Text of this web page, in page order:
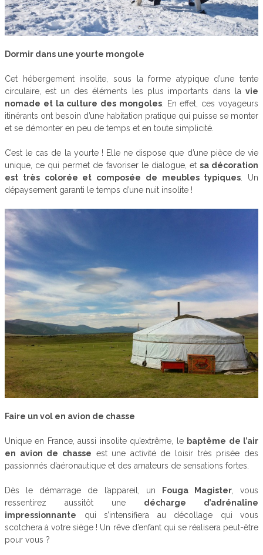
Dormir dans une yourte mongole
Cet hébergement insolite, sous la forme atypique d’une tente
circulaire, est un des éléments les plus importants dans la vie
nomade et la culture des mongoles. En effet, ces voyageurs
itinérants ont besoin d’une habitation pratique qui puisse se monter
et se démonter en peu de temps et en toute simplicité.
C’est le cas de la yourte ! Elle ne dispose que d’une pièce de vie
unique, ce qui permet de favoriser le dialogue, et sa décoration
est très colorée et composée de meubles typiques . Un
dépaysement garanti le temps d’une nuit insolite !
Faire un vol en avion de chasse
Unique en France, aussi insolite qu’extrême, le baptême de l’air
en avion de chasse est une activité de loisir très prisée des
passionnés d’aéronautique et des amateurs de sensations fortes.
Dès le démarrage de l’appareil, un Fouga Magister, vous
ressentirez aussitôt une décharge d’adrénaline
impressionnante qui s’intensifiera au décollage qui vous
scotchera à votre siège ! Un rêve d’enfant qui se réalisera peut-être
pour vous ?